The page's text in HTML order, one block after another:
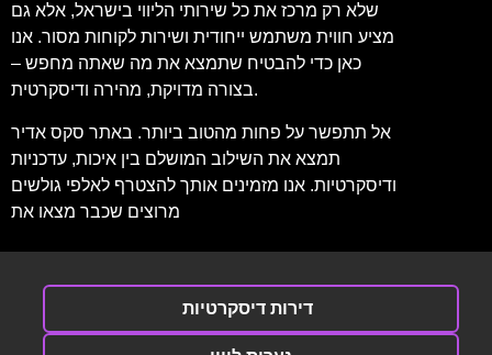
שלא רק מרכז את כל שירותי הליווי בישראל, אלא גם
מציע חווית משתמש ייחודית ושירות לקוחות מסור. אנו
כאן כדי להבטיח שתמצא את מה שאתה מחפש –
בצורה מדויקת, מהירה ודיסקרטית.
אל תתפשר על פחות מהטוב ביותר. באתר סקס אדיר
תמצא את השילוב המושלם בין איכות, עדכניות
ודיסקרטיות. אנו מזמינים אותך להצטרף לאלפי גולשים
מרוצים שכבר מצאו את
דירות דיסקרטיות